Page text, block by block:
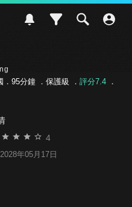
．95分鐘 ． 保護級 ． 評分7.4．
4
年05月17日